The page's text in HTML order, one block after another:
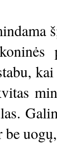
be